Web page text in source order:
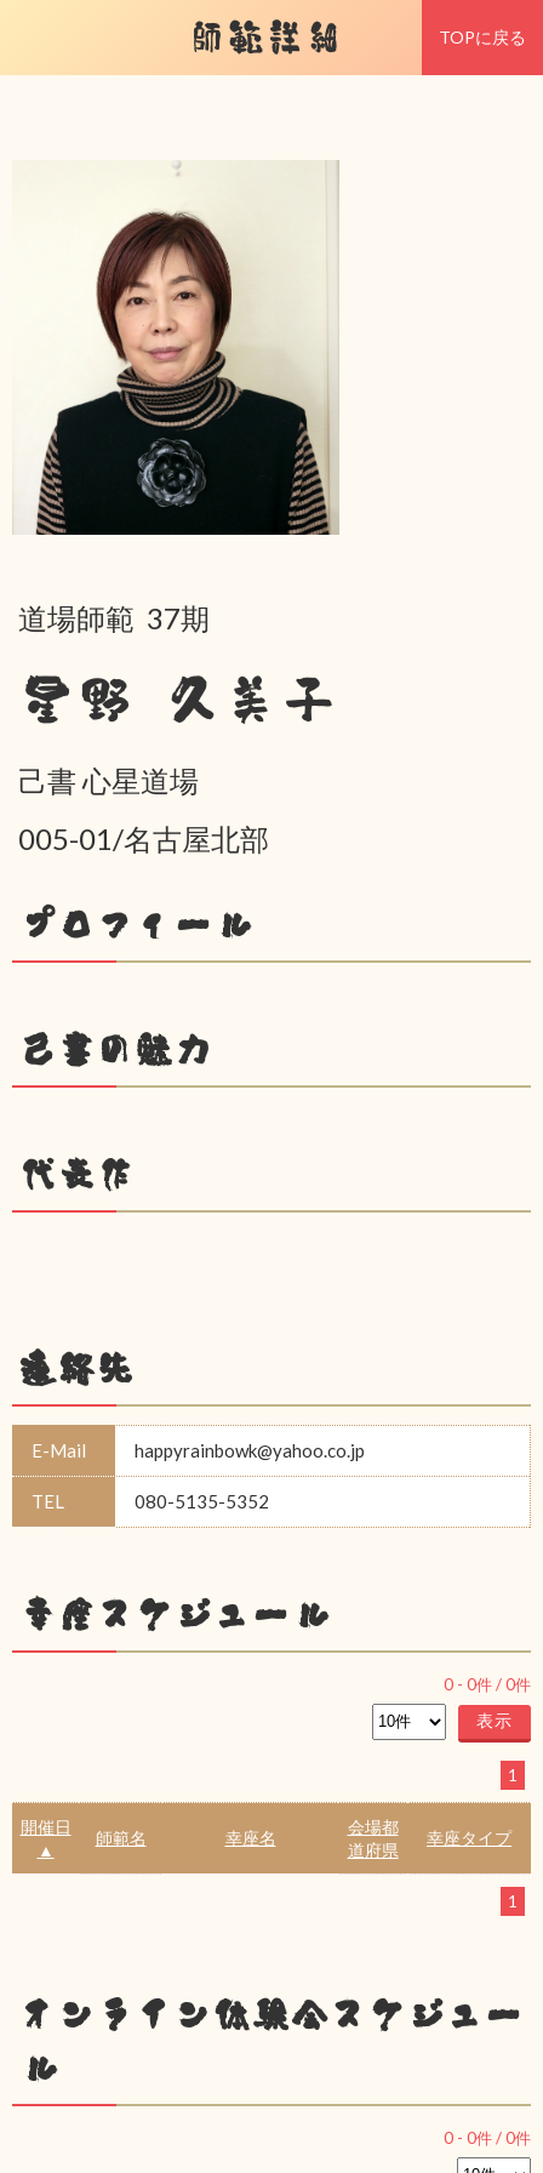
師範詳細 TOPに戻る
道場師範 37期
星野 久美子
己書 心星道場
005-01/名古屋北部
プロフィール
己書の魅力
代表作
連絡先
E-Mail happyrainbowk@yahoo.co.jp
TEL 080-5135-5352
幸座スケジュール
0 - 0件 /0件
1
開催日
▲
師範名 幸座名
会場都
道府県
幸座タイプ
1
オンライン体験会スケジュー
ル
0 - 0件 /0件